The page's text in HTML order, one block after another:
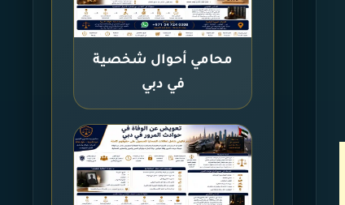
محامي أحوال شخصية
في دبي